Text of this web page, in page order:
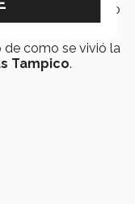
victoriosos
, como
que son.
de como se vivió la
Tampico.